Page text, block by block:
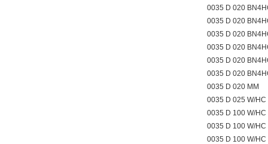
0035 D 020
0035 D 020
0035 D 020
0035 D 020
0035 D 020
0035 D 020
0035 D 020 MM
0035 D 025 W/
0035 D 100 W/HC
0035 D 100 W/HC
0035 D 100 W/HC